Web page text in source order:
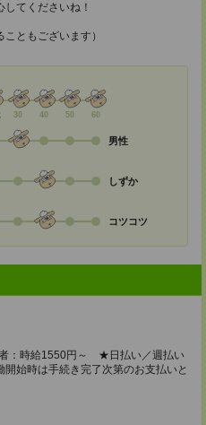
てくださいね！
ともございます）
30 40 50 60
男性
しずか
コツコツ
：時給1550円～ ★日払い／週払い
始時は手続き完了次第のお支払いと